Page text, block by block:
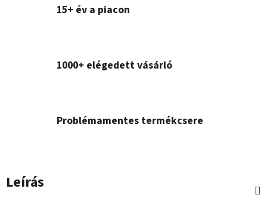
15+ év a piacon
1000+ elégedett vásárló
Problémamentes termékcsere
Leírás